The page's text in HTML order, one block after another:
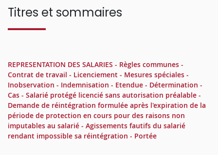
Titres et sommaires
REPRESENTATION DES SALARIES - Règles communes -
Contrat de travail - Licenciement - Mesures spéciales -
Inobservation - Indemnisation - Etendue - Détermination -
Cas - Salarié protégé licencié sans autorisation préalable -
Demande de réintégration formulée après l'expiration de la
période de protection en cours pour des raisons non
imputables au salarié - Agissements fautifs du salarié
rendant impossible sa réintégration - Portée